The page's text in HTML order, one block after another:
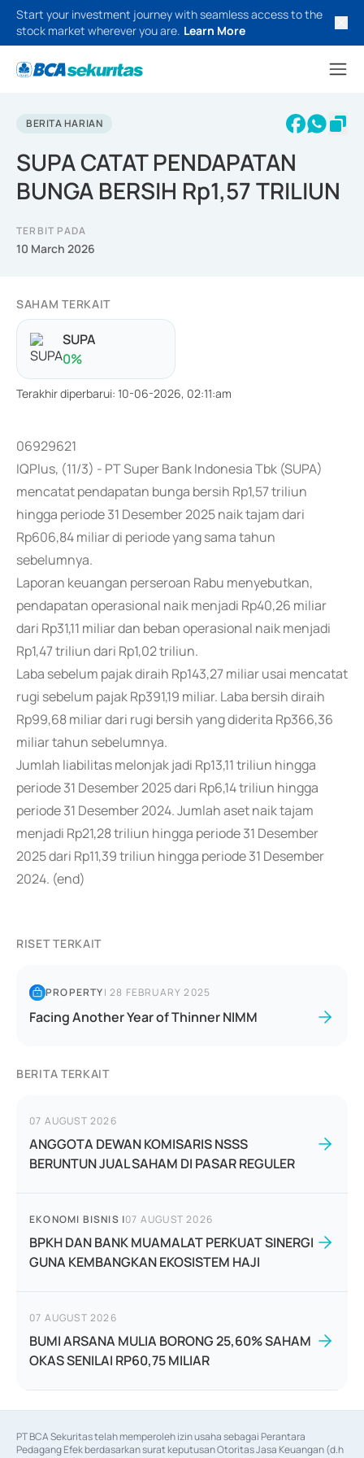
Start your investment journey with seamless access to the
stock market wherever you are. Learn More
BERITA HARIAN
SUPA CATAT PENDAPATAN
BUNGA BERSIH Rp1,57 TRILIUN
TERBIT PADA
10 March 2026
SAHAM TERKAIT
SUPA
0%
Terakhir diperbarui: 10-06-2026, 02:11:am
06929621
IQPlus, (11/3) - PT Super Bank Indonesia Tbk (SUPA)
mencatat pendapatan bunga bersih Rp1,57 triliun
hingga periode 31 Desember 2025 naik tajam dari
Rp606,84 miliar di periode yang sama tahun
sebelumnya.
Laporan keuangan perseroan Rabu menyebutkan,
pendapatan operasional naik menjadi Rp40,26 miliar
dari Rp31,11 miliar dan beban operasional naik menjadi
Rp1,47 triliun dari Rp1,02 triliun.
Laba sebelum pajak diraih Rp143,27 miliar usai mencatat
rugi sebelum pajak Rp391,19 miliar. Laba bersih diraih
Rp99,68 miliar dari rugi bersih yang diderita Rp366,36
miliar tahun sebelumnya.
Jumlah liabilitas melonjak jadi Rp13,11 triliun hingga
periode 31 Desember 2025 dari Rp6,14 triliun hingga
periode 31 Desember 2024. Jumlah aset naik tajam
menjadi Rp21,28 triliun hingga periode 31 Desember
2025 dari Rp11,39 triliun hingga periode 31 Desember
2024. (end)
RISET TERKAIT
PROPERTY|28 FEBRUARY 2025
Facing Another Year of Thinner NIMM
BERITA TERKAIT
07 AUGUST 2026
ANGGOTA DEWAN KOMISARIS NSSS
BERUNTUN JUAL SAHAM DI PASAR REGULER
EKONOMI BISNIS |07 AUGUST 2026
BPKH DAN BANK MUAMALAT PERKUAT SINERGI
GUNA KEMBANGKAN EKOSISTEM HAJI
07 AUGUST 2026
BUMI ARSANA MULIA BORONG 25,60% SAHAM
OKAS SENILAI RP60,75 MILIAR
PT BCA Sekuritas telah memperoleh izin usaha sebagai Perantara
Pedagang Efek berdasarkan surat keputusan Otoritas Jasa Keuangan (d.h